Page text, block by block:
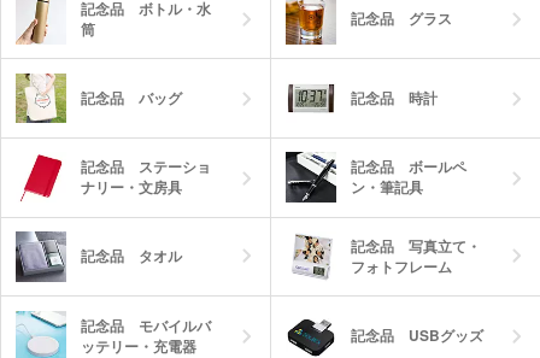
記念品 ボトル・水
筒
記念品 グラス
記念品 バッグ 記念品 時計
記念品 ステーショ
ナリー・文房具
記念品 ボールペ
ン・筆記具
記念品 タオル
記念品 写真立て・
フォトフレーム
記念品 モバイルバ
ッテリー・充電器
記念品 USBグッズ